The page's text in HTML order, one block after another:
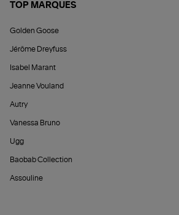
TOP MARQUES
Golden Goose
Jérôme Dreyfuss
Isabel Marant
Jeanne Vouland
Autry
Vanessa Bruno
Ugg
Baobab Collection
Assouline